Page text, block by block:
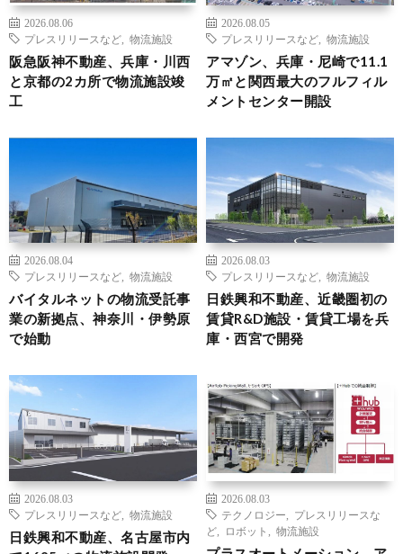
2026.08.06
プレスリリースなど
物流施設
阪急阪神不動産、兵庫・川西
と京都の2カ所で物流施設竣
工
2026.08.05
プレスリリースなど
物流施設
アマゾン、兵庫・尼崎で11.1
万㎡と関西最大のフルフィル
メントセンター開設
2026.08.04
プレスリリースなど
物流施設
バイタルネットの物流受託事
業の新拠点、神奈川・伊勢原
で始動
2026.08.03
プレスリリースなど
物流施設
日鉄興和不動産、近畿圏初の
賃貸R&D施設・賃貸工場を兵
庫・西宮で開発
2026.08.03
プレスリリースなど
物流施設
日鉄興和不動産、名古屋市内
2026.08.03
テクノロジー
プレスリリースな
ど
ロボット 物流施設